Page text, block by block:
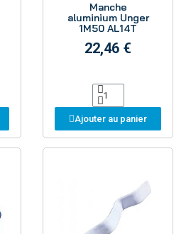
Manche
aluminium Unger
1M50 AL14T
22,46 €
Ajouter au panier